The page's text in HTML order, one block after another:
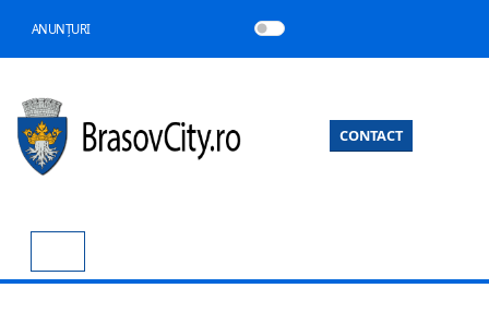
ANUNȚURI
CONTACT